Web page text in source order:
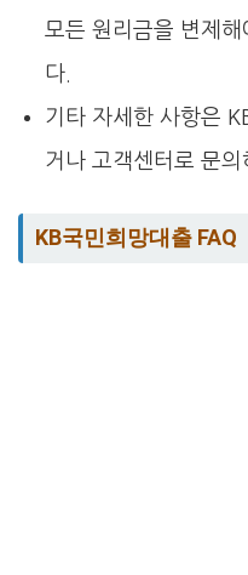
모든 원리금을 변제해
다.
기타 자세한 사항은
거나 고객센터로 문의
KB국민희망대출 FAQ